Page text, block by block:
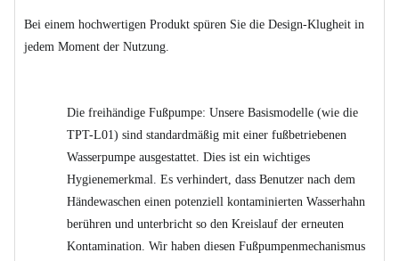
Bei einem hochwertigen Produkt spüren Sie die Design-Klugheit in
jedem Moment der Nutzung.
Die freihändige Fußpumpe: Unsere Basismodelle (wie die
TPT-L01) sind standardmäßig mit einer fußbetriebenen
Wasserpumpe ausgestattet. Dies ist ein wichtiges
Hygienemerkmal. Es verhindert, dass Benutzer nach dem
Händewaschen einen potenziell kontaminierten Wasserhahn
berühren und unterbricht so den Kreislauf der erneuten
Kontamination. Wir haben diesen Fußpumpenmechanismus